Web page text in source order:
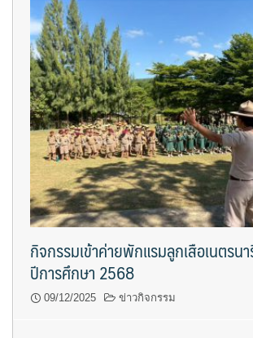
กิจกรรมเข้าค่ายพักแรมลูกเสือเนตรน
ปีการศึกษา 2568
09/12/2025 ข่าวกิจกรรม